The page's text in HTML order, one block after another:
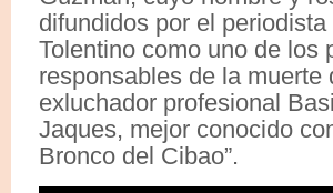
difundidos por el periodista
Tolentino como uno de los
responsables de la muerte
exluchador profesional
Jaques, mejor conocido
Bronco del Cibao”.